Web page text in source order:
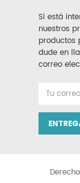
Si está
nuestros
productos
dude en
correo